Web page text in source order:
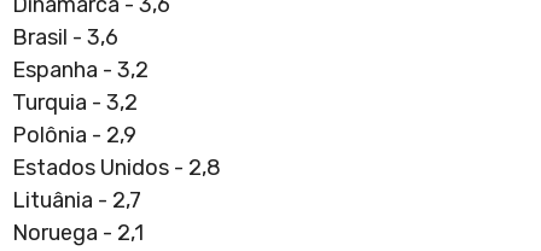
Dinamarca - 3,6
Brasil - 3,6
Espanha - 3,2
Turquia - 3,2
Polônia - 2,9
Estados Unidos - 2,8
Lituânia - 2,7
Noruega - 2,1